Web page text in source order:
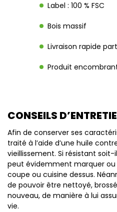
Label : 100 % FSC
Bois massif
Livraison rapide
Produit
CONSEILS
Afin de conserver ses
traité à l’aide d’une huile
vieillissement. Si résistant
peut évidemment marquer ou
coupe ou cuisine dessus.
de pouvoir être nettoyé,
nouveau, de manière à lui
vie.